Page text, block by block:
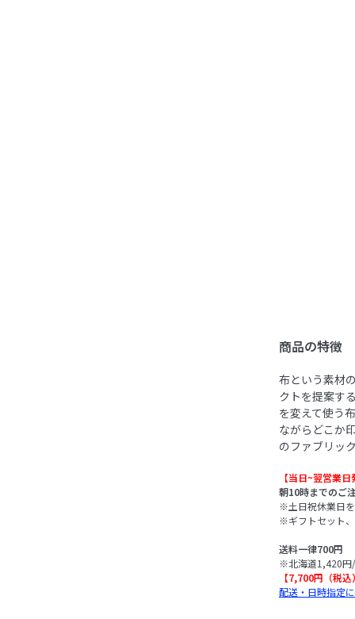
商品の特徴
布という素材
クトを提案す
を変えて使う
ながらどこか
のファブリッ
【当日~翌営業
朝10時までのご
※土日祝休業日
※ギフトセット
送料一律700円
※北海道1,420円
【7,700円（税
配送・日時指定